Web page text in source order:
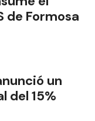
de Formosa
un
del 15%